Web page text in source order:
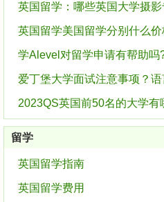
英国留学：哪些英国大学摄影
英国留学美国留学分别什么价
学Alevel对留学申请有帮助吗
爱丁堡大学面试注意事项？语
2023QS英国前50名的大学有
留学
英国留学指南
英国留学费用